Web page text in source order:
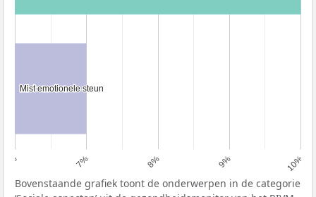
6% 7% 8% 9% 10%
Mist emotionele steun
Mist emotionele steun
Bovenstaande grafiek toont de onderwerpen in de categorie